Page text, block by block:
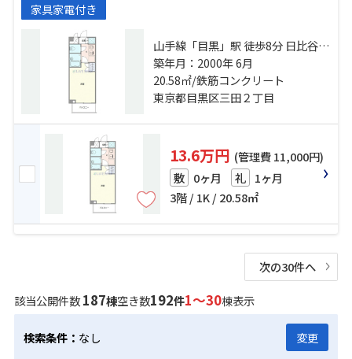
家具家電付き
山手線「目黒」駅 徒歩8分 日比谷線
「恵比寿」駅 徒歩10分 東急東横線
「代官山」駅 徒歩20分
築年月：2000年 6月
20.58㎡/鉄筋コンクリート
東京都目黒区三田２丁目
13.6万円 (管理費 11,000円)
敷 0ヶ月 礼 1ヶ月
3階 / 1K / 20.58㎡
次の30件へ
該当公開件数187棟空き数192件1～30棟表示
検索条件： なし 変更